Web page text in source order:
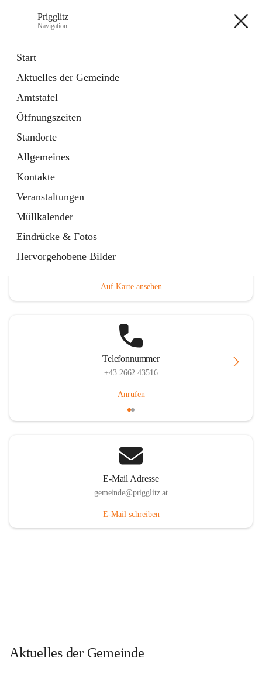
Prigglitz
Navigation
Start
Aktuelles der Gemeinde
Amtstafel
Öffnungszeiten
Standorte
Allgemeines
Kontakte
Veranstaltungen
Müllkalender
Eindrücke & Fotos
Hervorgehobene Bilder
Externe Webseite
in
Tab
Gemeindezeitung
Ordner
öffnet
in
neuem
Tab
Hauptadresse
Auf Karte ansehen
Telefonnummer
+43 2662 43516
Anrufen
E-Mail Adresse
gemeinde@prigglitz.at
E-Mail schreiben
Aktuelles der Gemeinde